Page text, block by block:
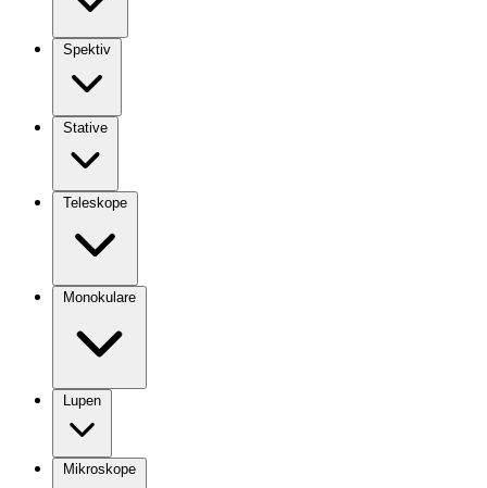
Spektiv
Stative
Teleskope
Monokulare
Lupen
Mikroskope